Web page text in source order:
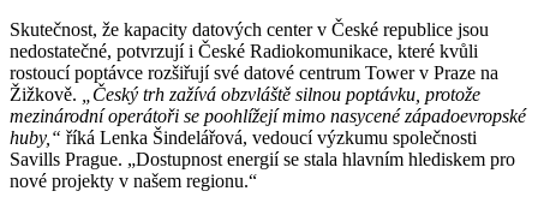
Skutečnost, že kapacity datových center v České republice jsou
nedostatečné, potvrzují i České Radiokomunikace, které kvůli
rostoucí poptávce rozšiřují své datové centrum Tower v Praze na
Žižkově.
„Český trh zažívá obzvláště silnou poptávku, protože
mezinárodní operátoři se poohlížejí mimo nasycené západoevropské
huby,“ říká Lenka Šindelářová, vedoucí výzkumu společnosti
Savills Prague. „Dostupnost energií se stala hlavním hlediskem pro
nové projekty v našem regionu.“